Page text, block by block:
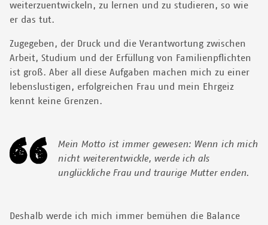
weiterzuentwickeln, zu lernen und zu studieren, so wie
er das tut.
Zugegeben, der Druck und die Verantwortung zwischen
Arbeit, Studium und der Erfüllung von Familienpflichten
ist groß. Aber all diese Aufgaben machen mich zu einer
lebenslustigen, erfolgreichen Frau und mein Ehrgeiz
kennt keine Grenzen.
Mein Motto ist immer gewesen: Wenn ich mich
nicht weiterentwickle, werde ich als
unglückliche Frau und traurige Mutter enden.
Deshalb werde ich mich immer bemühen die Balance